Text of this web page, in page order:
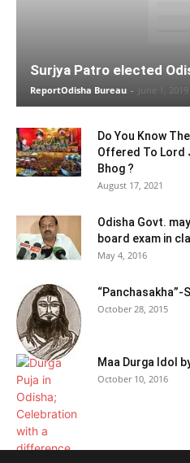
Surjya Patro elected
ReportOdisha Bureau - June 1, 2019
Do You Know
Offered To Lord
Bhog ?
August 17, 2021
Odisha Govt.
board exam in
May 4, 2016
“Panchasakha”-
October 28, 2015
Maa Durga Idol
October 10, 2016